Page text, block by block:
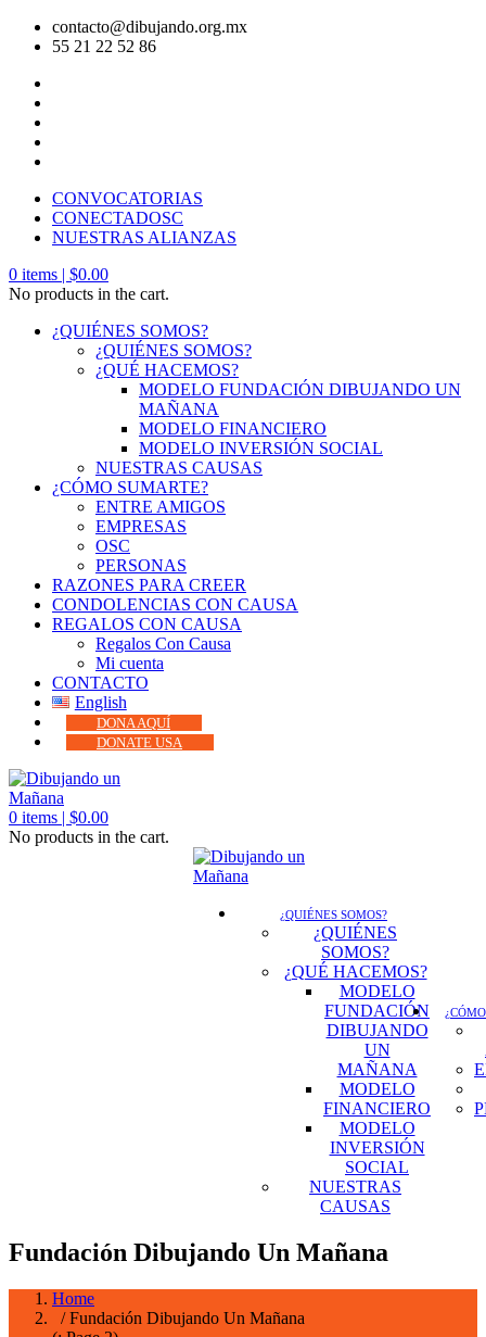
contacto@dibujando.org.mx
55 21 22 52 86
CONVOCATORIAS
CONECTADOSC
NUESTRAS ALIANZAS
0 items | $0.00
No products in the cart.
¿QUIÉNES SOMOS?
¿QUIÉNES SOMOS?
¿QUÉ HACEMOS?
MODELO FUNDACIÓN DIBUJANDO UN
MAÑANA
MODELO FINANCIERO
MODELO INVERSIÓN SOCIAL
NUESTRAS CAUSAS
¿CÓMO SUMARTE?
ENTRE AMIGOS
EMPRESAS
OSC
PERSONAS
RAZONES PARA CREER
CONDOLENCIAS CON CAUSA
REGALOS CON CAUSA
Regalos Con Causa
Mi cuenta
CONTACTO
English
DONA AQUÍ
DONATE USA
0 items | $0.00
No products in the cart.
¿QUIÉNES SOMOS?
¿QUIÉNES
SOMOS?
¿QUÉ HACEMOS?
MODELO
FUNDACIÓN
DIBUJANDO
UN
MAÑANA
MODELO
FINANCIERO
MODELO
INVERSIÓN
SOCIAL
NUESTRAS
CAUSAS
Fundación Dibujando Un Mañana
Home
/ Fundación Dibujando Un Mañana